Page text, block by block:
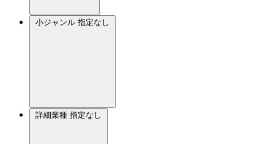
小ジャンル 指定なし
詳細業種 指定なし